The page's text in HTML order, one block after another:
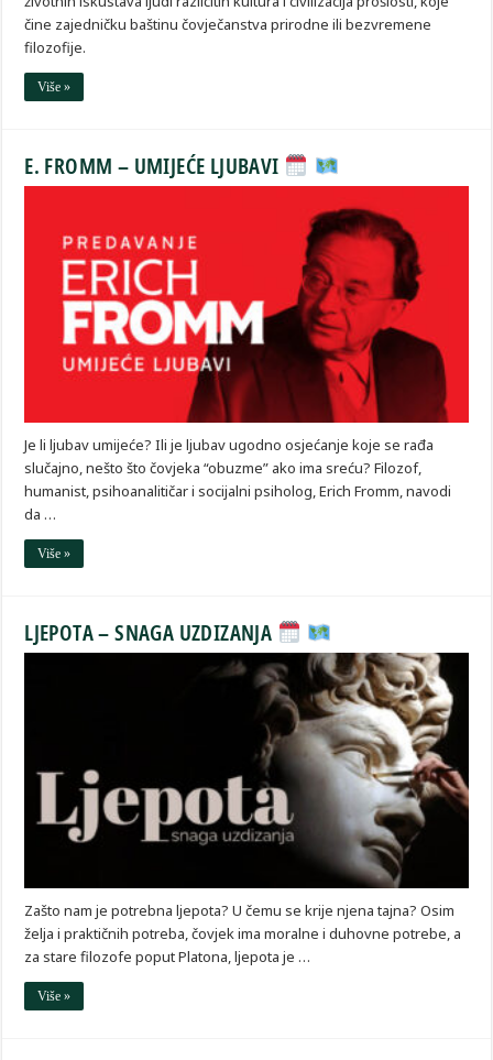
čine zajedničku baštinu čovječanstva prirodne ili bezvremene
filozofije.
Više »
E. FROMM – UMIJEĆE LJUBAVI
Je li ljubav umijeće? Ili je ljubav ugodno osjećanje koje se rađa
slučajno, nešto što čovjeka “obuzme” ako ima sreću? Filozof,
humanist, psihoanalitičar i socijalni psiholog, Erich Fromm, navodi
da …
Više »
LJEPOTA – SNAGA UZDIZANJA
Zašto nam je potrebna ljepota? U čemu se krije njena tajna? Osim
želja i praktičnih potreba, čovjek ima moralne i duhovne potrebe, a
za stare filozofe poput Platona, ljepota je …
Više »